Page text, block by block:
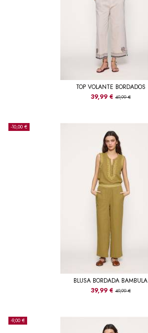
TOP VOLANTE BORDADOS
39,99 € 49,99 €
-10,00 €
BLUSA BORDADA BAMBULA
39,99 € 49,99 €
-9,00 €